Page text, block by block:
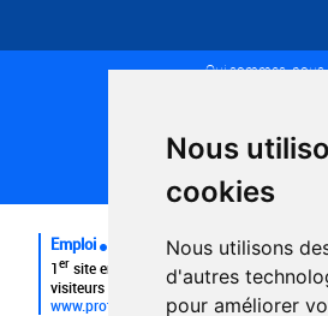
Nous
cookies
Nous utilisons
d'autres
pour améliorer
Qui sommes-nous
Plan du site
FAQ recruteurs
FAQ
Emploi
1er site emploi du secteur culturel 784.000
visiteurs uniques par mois.
www.profilculture.com